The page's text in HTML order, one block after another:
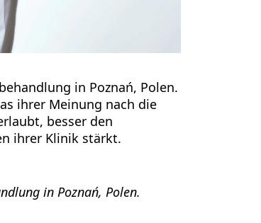
in Poznań, Polen.
ihrer Meinung nach die
besser den
ihrer Klinik stärkt.
in Poznań, Polen.